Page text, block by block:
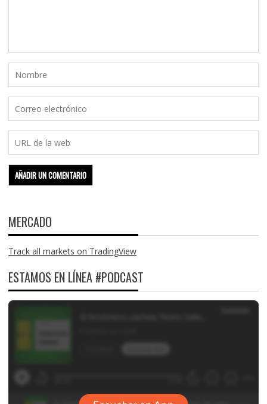
MERCADO
Track all markets on TradingView
ESTAMOS EN LÍNEA #PODCAST